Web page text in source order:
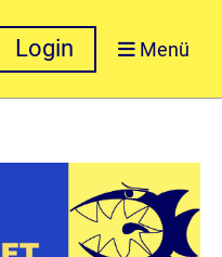
Login Menü